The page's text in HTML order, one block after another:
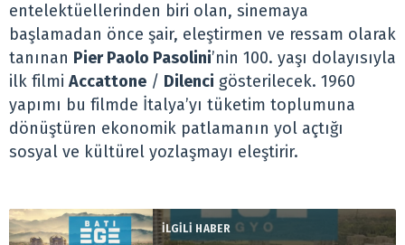
entelektüellerinden biri olan, sinemaya
başlamadan önce şair, eleştirmen ve ressam olarak
tanınan Pier Paolo Pasolini’nin 100. yaşı dolayısıyla
ilk filmi Accattone / Dilenci gösterilecek. 1960
yapımı bu filmde İtalya’yı tüketim toplumuna
dönüştüren ekonomik patlamanın yol açtığı
sosyal ve kültürel yozlaşmayı eleştirir.
İLGİLİ HABER